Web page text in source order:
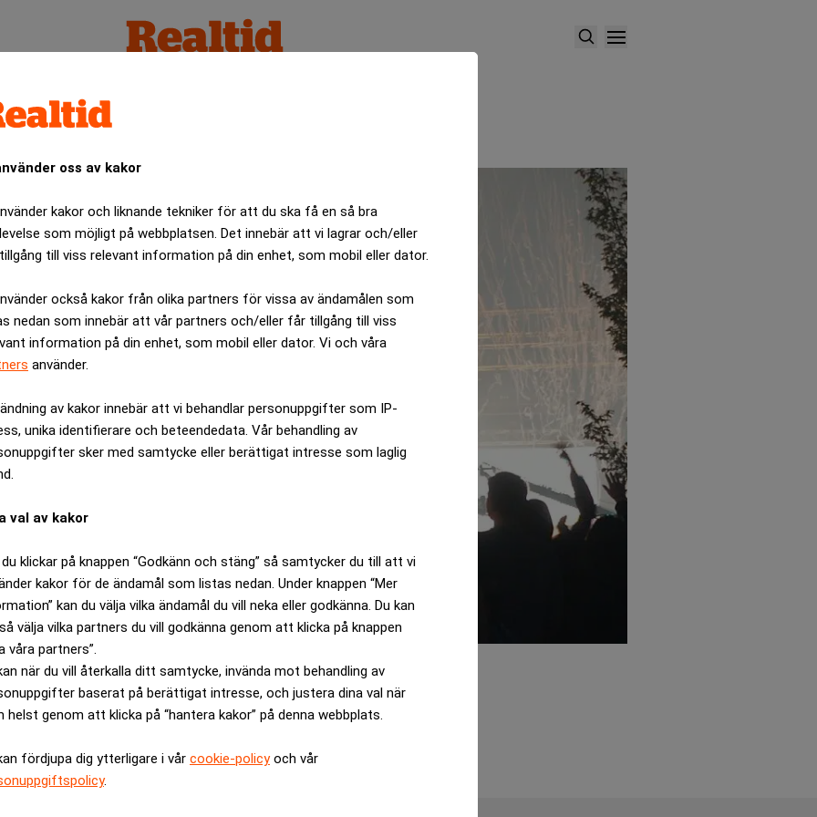
oss av kakor
kakor och liknande tekniker för att du ska få en så bra
som möjligt på webbplatsen. Det innebär att vi lagrar och/eller
till viss relevant information på din enhet, som mobil eller dator.
också kakor från olika partners för vissa av ändamålen som
nedan som innebär att vår partners och/eller får tillgång till viss
information på din enhet, som mobil eller dator. Vi och våra
använder.
av kakor innebär att vi behandlar personuppgifter som IP-
unika identifierare och beteendedata. Vår behandling av
sker med samtycke eller berättigat intresse som laglig
val av kakor
klickar på knappen “Godkänn och stäng” så samtycker du till att vi
kakor för de ändamål som listas nedan. Under knappen “Mer
kan du välja vilka ändamål du vill neka eller godkänna. Du kan
välja vilka partners du vill godkänna genom att klicka på knappen
våra partners”.
när du vill återkalla ditt samtycke, invända mot behandling av
baserat på berättigat intresse, och justera dina val när
helst genom att klicka på “hantera kakor” på denna webbplats.
fördjupa dig ytterligare i vår cookie-policyoch vår
.
bakom ny jättefestival